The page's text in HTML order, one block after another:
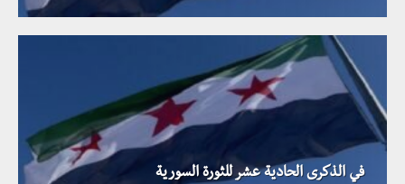
في الذكرى الحادية عشر للثورة السورية